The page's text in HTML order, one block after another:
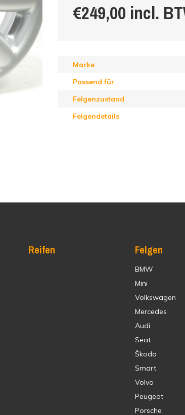
€249,00 incl.
Marke
Passend für
Felgenzustand
Felgendetails
Reifen Felgen
BMW
Mini
Volkswagen
Mercedes
Audi
Seat
Škoda
Smart
Volvo
Peugeot
Porsche